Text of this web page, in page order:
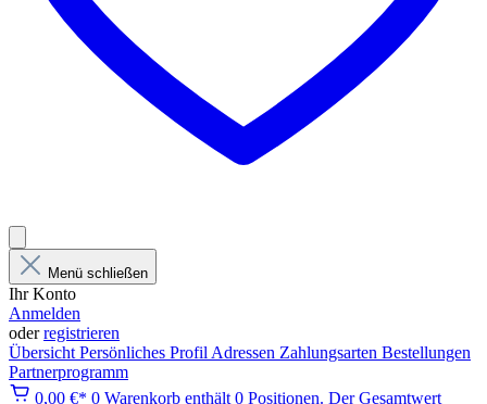
Menü schließen
Ihr Konto
Anmelden
oderregistrieren
Übersicht Persönliches Profil Adressen Zahlungsarten Bestellungen
Partnerprogramm
0,00 €* 0 Warenkorb enthält 0 Positionen. Der Gesamtwert